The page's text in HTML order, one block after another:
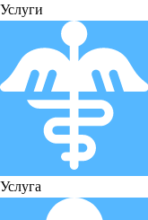
Услуги
Услуга